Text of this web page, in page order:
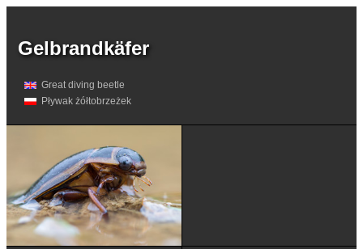
Gelbrandkäfer
Great diving beetle
Pływak żółtobrzeżek